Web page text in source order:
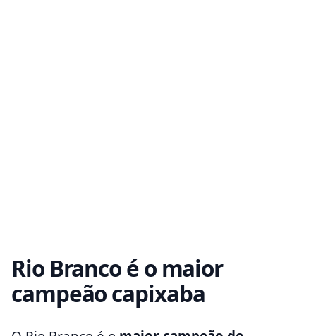
Rio Branco é o maior
campeão capixaba